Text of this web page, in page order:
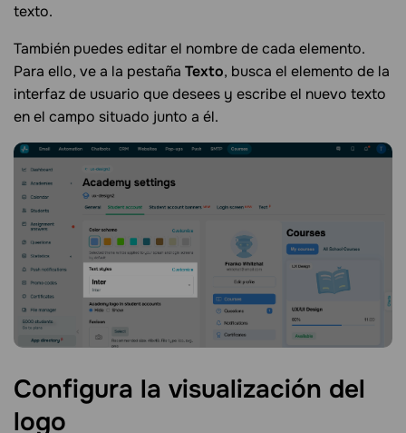
texto.
También puedes editar el nombre de cada elemento.
Para ello, ve a la pestaña Texto, busca el elemento de la
interfaz de usuario que desees y escribe el nuevo texto
en el campo situado junto a él.
Configura la visualización del
logo